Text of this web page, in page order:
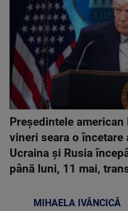
Preşedintele
vineri seara o
Ucraina şi Rusia
până luni, 11 mai,
MIHAELA IVĂNCICĂ